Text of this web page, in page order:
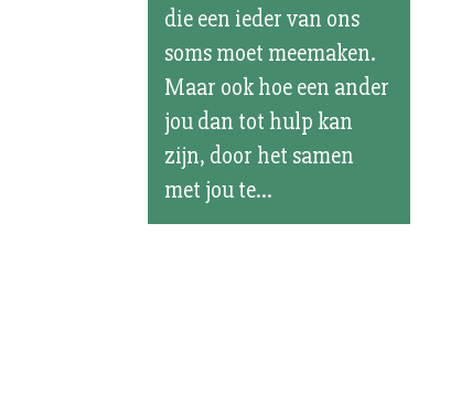
die een ieder van ons
soms moet meemaken.
Maar ook hoe een ander
jou dan tot hulp kan
zijn, door het samen
met jou te...